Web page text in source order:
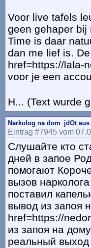
Voor live tafels
geen gehaper bij
Time is daar
dan me lief is.
href=https://lala-
voor je een
H... (Text wurde
Narkolog na dom_jdOt
Eintrag #7945 vom
Слушайте кто
дней в запое
помогают
вызов
поставил
вывод из запоя
href=https://
из запоя на
реальный